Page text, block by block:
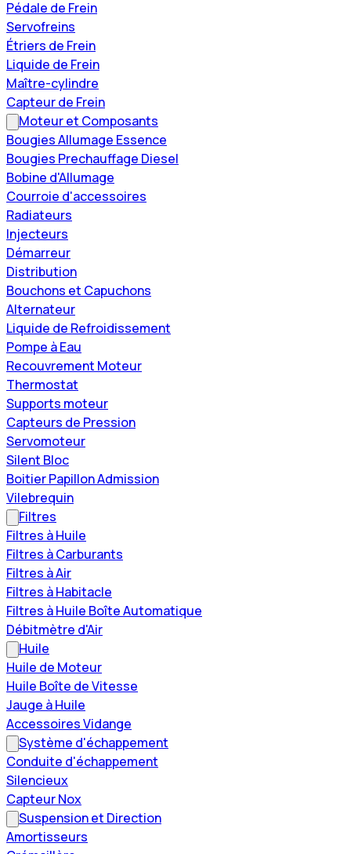
Pédale de Frein
Servofreins
Étriers de Frein
Liquide de Frein
Maître-cylindre
Capteur de Frein
Moteur et Composants
Bougies Allumage Essence
Bougies Prechauffage Diesel
Bobine d'Allumage
Courroie d'accessoires
Radiateurs
Injecteurs
Démarreur
Distribution
Bouchons et Capuchons
Alternateur
Liquide de Refroidissement
Pompe à Eau
Recouvrement Moteur
Thermostat
Supports moteur
Capteurs de Pression
Servomoteur
Silent Bloc
Boitier Papillon Admission
Vilebrequin
Filtres
Filtres à Huile
Filtres à Carburants
Filtres à Air
Filtres à Habitacle
Filtres à Huile Boîte Automatique
Débitmètre d'Air
Huile
Huile de Moteur
Huile Boîte de Vitesse
Jauge à Huile
Accessoires Vidange
Système d'échappement
Conduite d'échappement
Silencieux
Capteur Nox
Suspension et Direction
Amortisseurs